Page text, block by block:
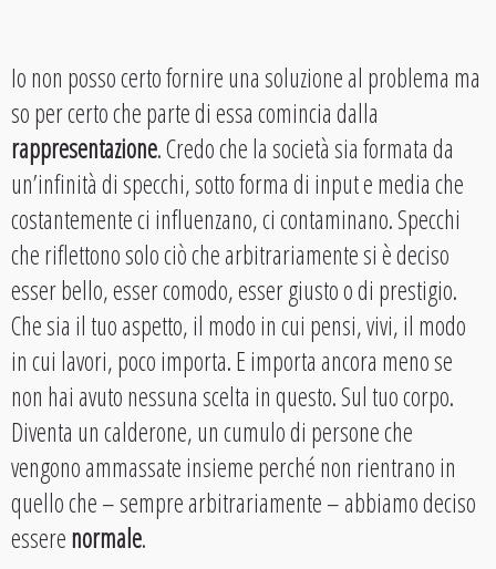
Io non posso certo fornire una soluzione al problema ma
so per certo che parte di essa comincia dalla
rappresentazione. Credo che la società sia formata da
un’infinità di specchi, sotto forma di input e media che
costantemente ci influenzano, ci contaminano. Specchi
che riflettono solo ciò che arbitrariamente si è deciso
esser bello, esser comodo, esser giusto o di prestigio.
Che sia il tuo aspetto, il modo in cui pensi, vivi, il modo
in cui lavori, poco importa. E importa ancora meno se
non hai avuto nessuna scelta in questo. Sul tuo corpo.
Diventa un calderone, un cumulo di persone che
vengono ammassate insieme perché non rientrano in
quello che – sempre arbitrariamente – abbiamo deciso
esserenormale.